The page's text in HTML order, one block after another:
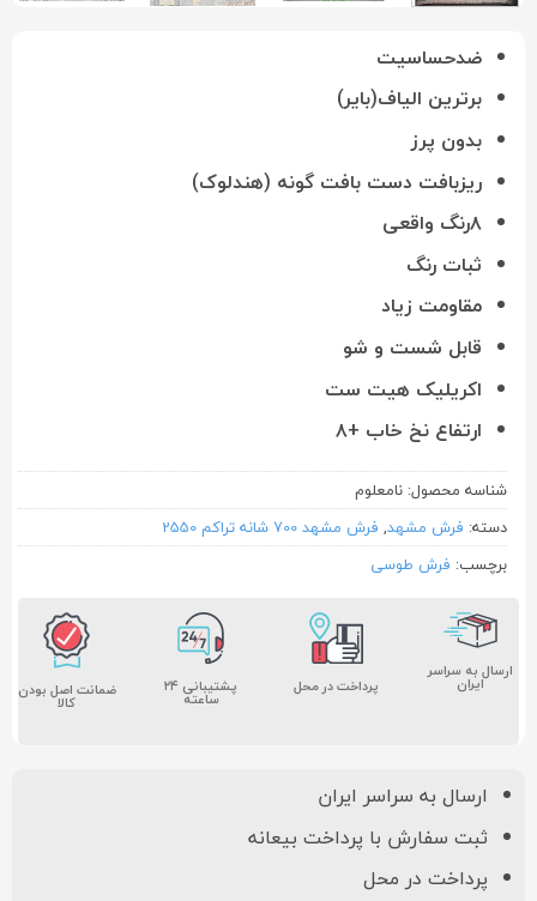
ضدحساسیت
برترین الیاف(بایر)
بدون پرز
ریزبافت دست بافت گونه (هندلوک)
۸رنگ واقعی
ثبات رنگ
مقاومت زیاد
قابل شست و شو
اکریلیک هیت ست
ارتفاع نخ خاب +۸
شناسه محصول: نامعلوم
دسته: فرش مشهد, فرش مشهد 700 شانه تراکم 2550
برچسب: فرش طوسی
ارسال به سراسر
ایران پرداخت در محل پشتیبانی ۲۴
ساعته ضمانت اصل بودن
کالا
ارسال به سراسر ایران
ثبت سفارش با پرداخت بیعانه
پرداخت در محل